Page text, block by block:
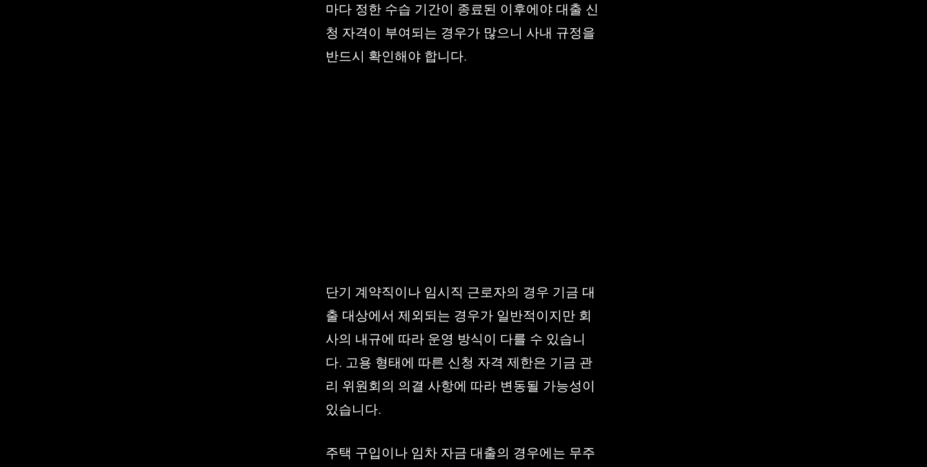
마다 정한 수습 기간이 종료된 이후에야 대출 신
청 자격이 부여되는 경우가 많으니 사내 규정을
반드시 확인해야 합니다.
단기 계약직이나 임시직 근로자의 경우 기금 대
출 대상에서 제외되는 경우가 일반적이지만 회
사의 내규에 따라 운영 방식이 다를 수 있습니
다. 고용 형태에 따른 신청 자격 제한은 기금 관
리 위원회의 의결 사항에 따라 변동될 가능성이
있습니다.
주택 구입이나 임차 자금 대출의 경우에는 무주